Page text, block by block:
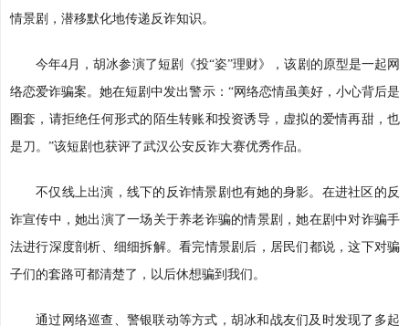
情景剧，潜移默化地传递反诈知识。
今年4月，胡冰参演了短剧《投“姿”理财》，该剧的原型是一起网
络恋爱诈骗案。她在短剧中发出警示：“网络恋情虽美好，小心背后是
圈套，请拒绝任何形式的陌生转账和投资诱导，虚拟的爱情再甜，也
是刀。”该短剧也获评了武汉公安反诈大赛优秀作品。
不仅线上出演，线下的反诈情景剧也有她的身影。在进社区的反
诈宣传中，她出演了一场关于养老诈骗的情景剧，她在剧中对诈骗手
法进行深度剖析、细细拆解。看完情景剧后，居民们都说，这下对骗
子们的套路可都清楚了，以后休想骗到我们。
通过网络巡查、警银联动等方式，胡冰和战友们及时发现了多起